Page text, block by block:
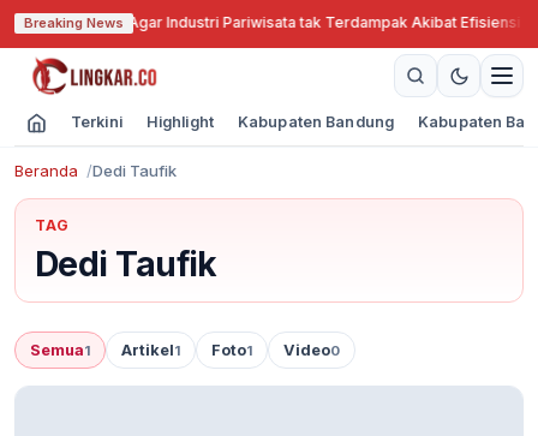
Breaking News
Cari Solusi Agar Industri Pariwisata tak Terdampak Akibat Efisiensi
Terkini Highlight Kabupaten Bandung Kabupaten
Beranda Dedi Taufik
TAG
Dedi Taufik
Semua1 Artikel1 Foto1 Video0